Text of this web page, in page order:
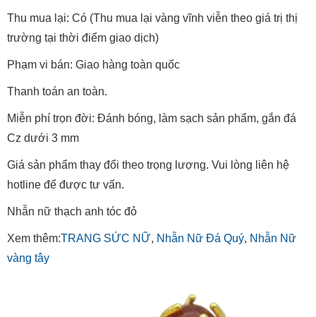
Thu mua lại: Có (Thu mua lại vàng vĩnh viễn theo giá trị thị
trường tại thời điểm giao dịch)
Phạm vi bán: Giao hàng toàn quốc
Thanh toán an toàn.
Miễn phí trọn đời: Đánh bóng, làm sạch sản phẩm, gắn đá
Cz dưới 3 mm
Giá sản phẩm thay đổi theo trọng lượng. Vui lòng liên hệ
hotline để được tư vấn.
Nhẫn nữ thạch anh tóc đỏ
Xem thêm: TRANG SỨC NỮ , Nhẫn Nữ Đá Quý, Nhẫn Nữ
vàng tây